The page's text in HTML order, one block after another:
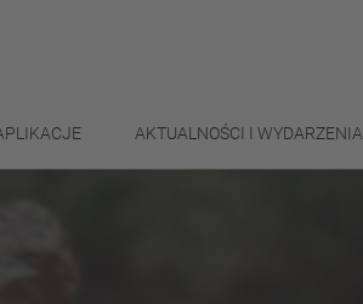
AKTUALNOŚCI I WYDARZENIA